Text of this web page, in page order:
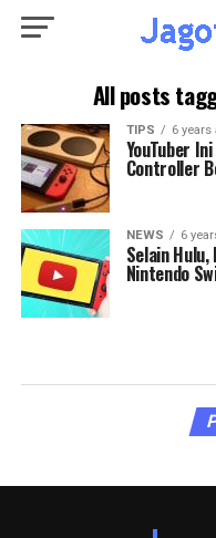
All posts
TIPS 6 years
YouTuber
Controller
NEWS 6
Selain
Nintendo